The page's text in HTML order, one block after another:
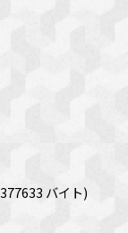
バイト)